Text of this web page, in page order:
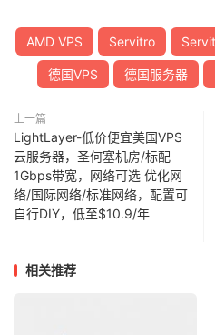
AMD VPS Servitro
德国VPS 德国服务器
上一篇
LightLayer-低价便宜美国VPS
云服务器，圣何塞机房/标配
1Gbps带宽，网络可选 优化网
络/国际网络/标准网络，配置可
自行DIY，低至$10.9/年
相关推荐